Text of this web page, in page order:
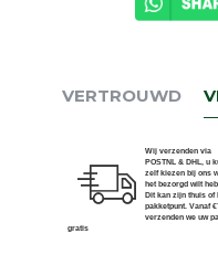
VERTROUWD
Wij verzenden via
POSTNL & DHL, u
zelf kiezen bij ons
het bezorgd wilt
Dit kan zijn thuis of
pakketpunt. Vanaf
verzenden we uw
gratis